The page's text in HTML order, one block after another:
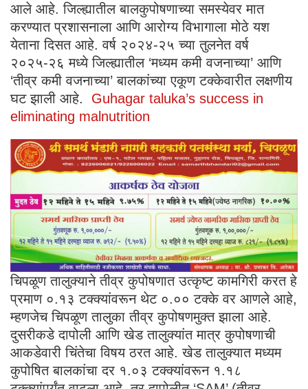
आले आहे. जिल्ह्यातील बालकुपोषणाच्या समस्येवर मात
करण्यात प्रशासनाला आणि आरोग्य विभागाला मोठे यश
येताना दिसत आहे. वर्ष २०२४-२५ च्या तुलनेत वर्ष
२०२५-२६ मध्ये जिल्ह्यातील ‘मध्यम कमी वजनाच्या’ आणि
‘तीव्र कमी वजनाच्या’ बालकांच्या एकूण टक्केवारीत लक्षणीय
घट झाली आहे. Guhagar taluka’s success in
eliminating malnutrition
चिपळूण तालुक्याने तीव्र कुपोषणात उत्कृष्ट कामगिरी करत हे
प्रमाण ०.१३ टक्क्यांवरून थेट ०.०० टक्के वर आणले आहे,
म्हणजेच चिपळूण तालुका तीव्र कुपोषणमुक्त झाला आहे.
दुसरीकडे दापोली आणि खेड तालुक्यांत मात्र कुपोषणाची
आकडेवारी चिंतेचा विषय ठरत आहे. खेड तालुक्यात मध्यम
कुपोषित बालकांचा दर १.०३ टक्क्यांवरून १.१८